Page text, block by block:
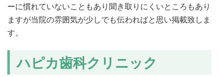
ーに慣れていないこともあり聞き取りにくいところもあり
ますが当院の雰囲気が少しでも伝わればと思い掲載致しま
す。
ハピカ歯科クリニック